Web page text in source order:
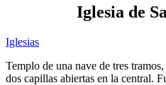
Kárate
Kickboxing
Patinaje
Pesca
Iglesia de
Iglesias
Templo de una nave de tres
dos capillas abiertas en la central.